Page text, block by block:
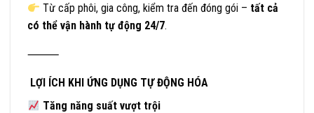
Từ cấp phôi, gia công, kiểm tra đến đóng gói – tất cả
có thể vận hành tự động 24/7.
⸻
LỢI ÍCH KHI ỨNG DỤNG TỰ ĐỘNG HÓA
Tăng năng suất vượt trội